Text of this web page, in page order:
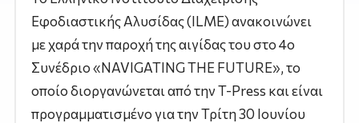
Εφοδιαστικής Αλυσίδας (ILME) ανακοινώνει
με χαρά την παροχή της αιγίδας του στο 4ο
Συνέδριο «NAVIGATING THE FUTURE», το
οποίο διοργανώνεται από την T-Press και είναι
προγραμματισμένο για την Τρίτη 30 Ιουνίου